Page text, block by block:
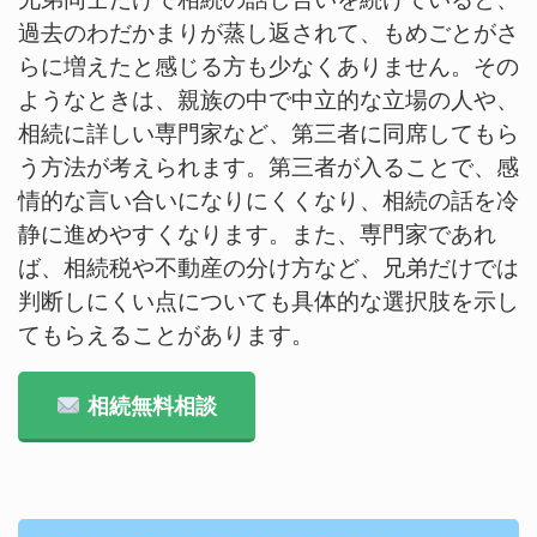
過去のわだかまりが蒸し返されて、もめごとがさ
らに増えたと感じる方も少なくありません。その
ようなときは、親族の中で中立的な立場の人や、
相続に詳しい専門家など、第三者に同席してもら
う方法が考えられます。第三者が入ることで、感
情的な言い合いになりにくくなり、相続の話を冷
静に進めやすくなります。また、専門家であれ
ば、相続税や不動産の分け方など、兄弟だけでは
判断しにくい点についても具体的な選択肢を示し
てもらえることがあります。
相続無料相談